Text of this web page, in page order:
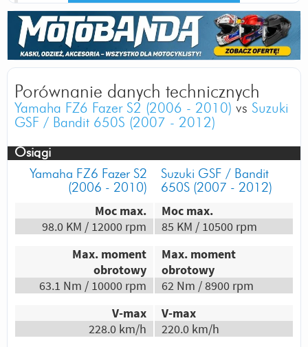
Pancerny prostak. Niedozaje*ania
Odpowiedz | Przydatna (4)| Nieprzydatna (1
2017-09-02 14:00:05 | Autor: Gość
238km/h
2017-09-04 18:12:40 | Autor: 5ttt
Autor:Master5k
Lepsze materiały z których jest wykonany.
Wydechy mu nie rdzewieją jak w chińskim
Odpowiedz| Przydatna (3)| Nieprzydatna (0)
Albo suzuki albo śmierć ;)
Suzi ???? I już
Porównanie danych technicznych
Yamaha FZ6 Fazer S2 (2006 - 2010) vs Suzuki
GSF / Bandit 650S (2007 - 2012)
Osiągi
Yamaha FZ6 Fazer S2
(2006 - 2010)
Suzuki GSF / Bandit
650S (2007 - 2012)
Moc max.
98.0 KM / 12000 rpm
85 KM / 10500 rpm
Moc max.
Max. moment
obrotowy
63.1 Nm / 10000 rpm
62 Nm / 8900 rpm
Max. moment
obrotowy
V-max
228.0 km/h
220.0 km/h
V-max